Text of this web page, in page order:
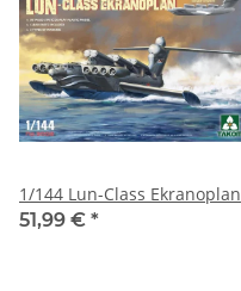
1/144 Lun-Class Ekranoplan
51,99 € *